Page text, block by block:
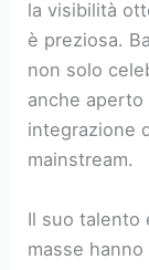
la visibilità
è preziosa.
non solo
anche aperto
integrazione
mainstream.
Il suo talento
masse